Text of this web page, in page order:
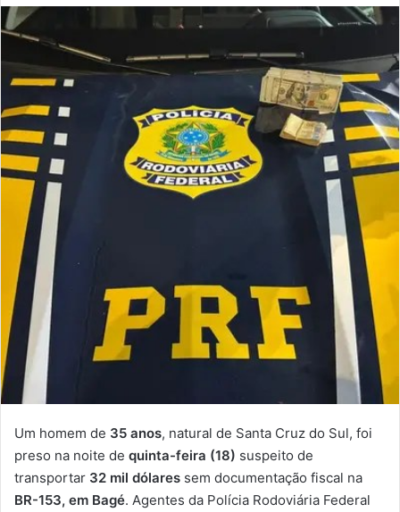
Um homem de 35 anos, natural de Santa Cruz do Sul, foi
preso na noite de quinta-feira (18) suspeito de
transportar 32 mil dólares sem documentação fiscal na
BR-153, em Bagé. Agentes da Polícia Rodoviária Federal